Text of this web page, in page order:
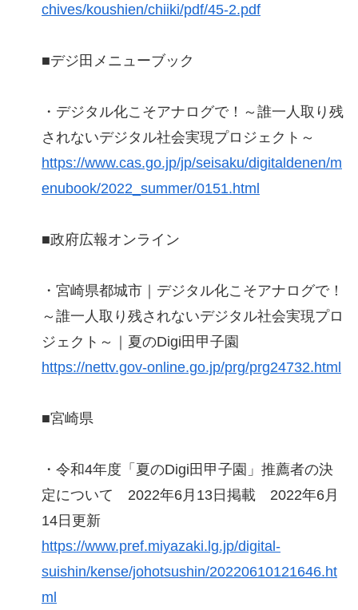
chives/koushien/chiiki/pdf/45-2.pdf
■デジ田メニューブック
・デジタル化こそアナログで！～誰一人取り残
されないデジタル社会実現プロジェクト～
https://www.cas.go.jp/jp/seisaku/digitaldenen/m
enubook/2022_summer/0151.html
■政府広報オンライン
・宮崎県都城市｜デジタル化こそアナログで！
～誰一人取り残されないデジタル社会実現プロ
ジェクト～｜夏のDigi田甲子園
https://nettv.gov-online.go.jp/prg/prg24732.html
■宮崎県
・令和4年度「夏のDigi田甲子園」推薦者の決
定について 2022年6月13日掲載 2022年6月
14日更新
https://www.pref.miyazaki.lg.jp/digital-
suishin/kense/johotsushin/20220610121646.ht
ml